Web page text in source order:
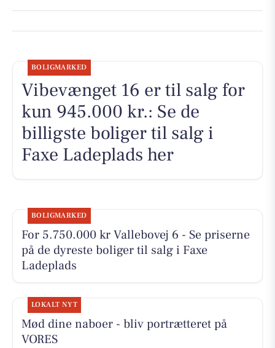
BOLIGMARKED
Vibevænget 16 er til salg for
kun 945.000 kr.: Se de
billigste boliger til salg i
Faxe Ladeplads her
BOLIGMARKED
For 5.750.000 kr Vallebovej 6 - Se priserne
på de dyreste boliger til salg i Faxe
Ladeplads
LOKALT NYT
Mød dine naboer - bliv portrætteret på
VORES